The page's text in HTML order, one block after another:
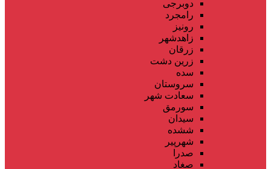
دوبرجی
رامجرد
رونیز
زاهدشهر
زرقان
زرین دشت
سده
سروستان
سعادت شهر
سورمق
سیدان
ششده
شهرپیر
صدرا
صغاد